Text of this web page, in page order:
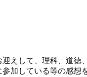
えして、理科、道
加している等の感想